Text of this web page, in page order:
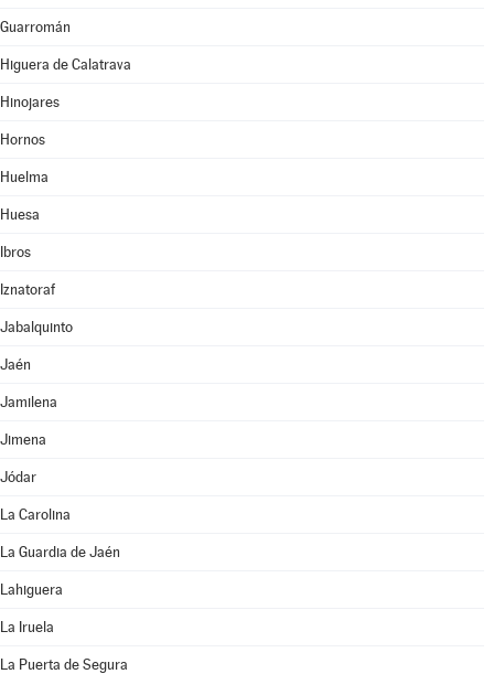
Guarromán
Higuera de Calatrava
Hinojares
Hornos
Huelma
Huesa
Ibros
Iznatoraf
Jabalquinto
Jaén
Jamilena
Jimena
Jódar
La Carolina
La Guardia de Jaén
Lahiguera
La Iruela
La Puerta de Segura